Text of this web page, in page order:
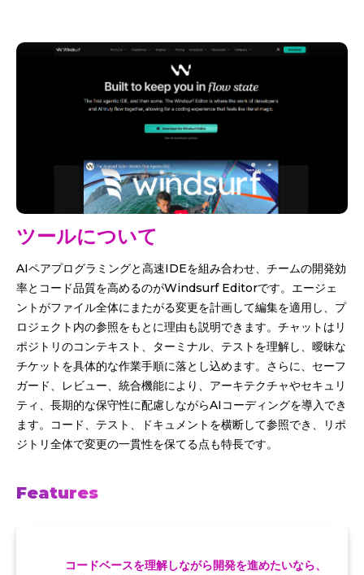
ツールについて
AIペアプログラミングと高速IDEを組み合わせ、チームの開発効
率とコード品質を高めるのがWindsurf Editorです。エージェ
ントがファイル全体にまたがる変更を計画して編集を適用し、プ
ロジェクト内の参照をもとに理由も説明できます。チャットはリ
ポジトリのコンテキスト、ターミナル、テストを理解し、曖昧な
チケットを具体的な作業手順に落とし込めます。さらに、セーフ
ガード、レビュー、統合機能により、アーキテクチャやセキュリ
ティ、長期的な保守性に配慮しながらAIコーディングを導入でき
ます。コード、テスト、ドキュメントを横断して参照でき、リポ
ジトリ全体で変更の一貫性を保てる点も特長です。
Features
コードベースを理解しながら開発を進めたいなら、